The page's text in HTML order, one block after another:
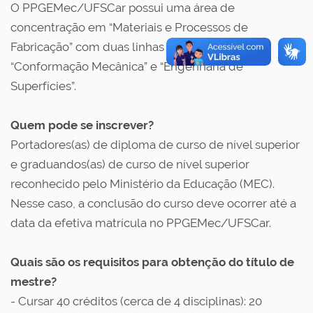
O PPGEMec/UFSCar possui uma área de
concentração em “Materiais e Processos de
Fabricação” com duas linhas de pesquisa:
“Conformação Mecânica” e “Engenharia de
Superfícies”.
Quem pode se inscrever?
Portadores(as) de diploma de curso de nível superior
e graduandos(as) de curso de nível superior
reconhecido pelo Ministério da Educação (MEC).
Nesse caso, a conclusão do curso deve ocorrer até a
data da efetiva matrícula no PPGEMec/UFSCar.
Quais são os requisitos para obtenção do título de
mestre?
- Cursar 40 créditos (cerca de 4 disciplinas): 20